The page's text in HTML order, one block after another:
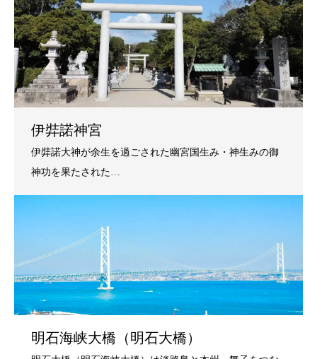
伊弉諾神宮
明石海峡大橋（明石大橋）